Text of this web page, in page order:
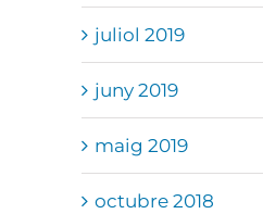
juliol 2019
juny 2019
maig 2019
octubre 2018